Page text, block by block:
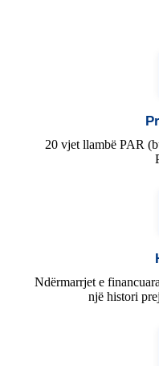
20 vjet llambë PAR
Ndërmarrjet e
një histori